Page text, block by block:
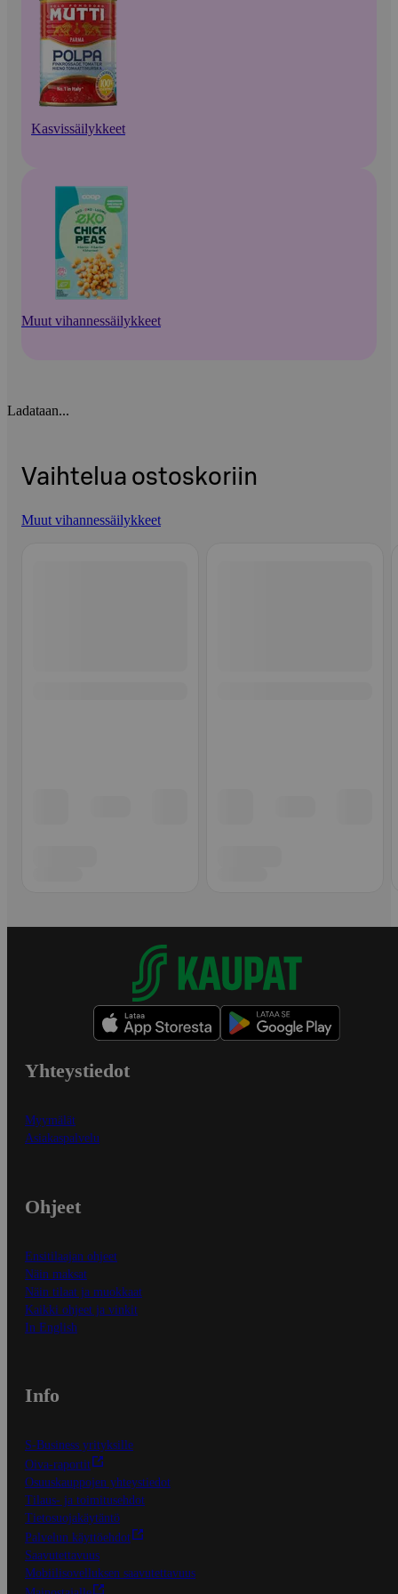
Kasvissäilykkeet
Muut vihannessäilykkeet
Ladataan...
Vaihtelua ostoskoriin
Muut vihannessäilykkeet
Yhteystiedot
Myymälät
Asiakaspalvelu
Ohjeet
Ensitilaajan ohjeet
Näin maksat
Näin tilaat ja muokkaat
Kaikki ohjeet ja vinkit
In English
Info
S-Business yrityksille
Oiva-raportit
Osuuskauppojen yhteystiedot
Tilaus- ja toimitusehdot
Tietosuojakäytäntö
Palvelun käyttöehdot
Saavutettavuus
Mobiilisovelluksen saavutettavuus